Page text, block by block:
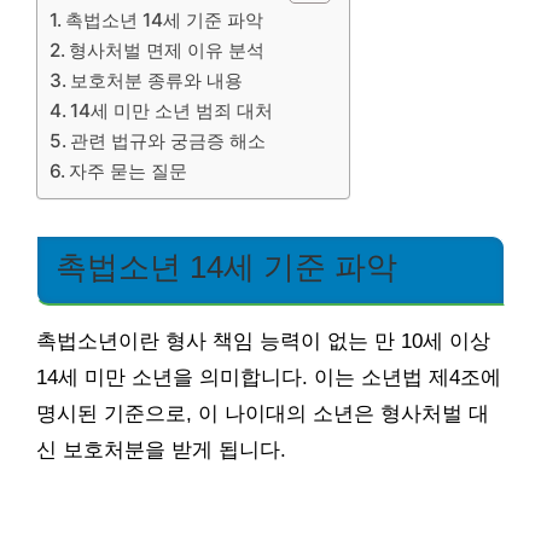
촉법소년 14세 기준 파악
형사처벌 면제 이유 분석
보호처분 종류와 내용
14세 미만 소년 범죄 대처
관련 법규와 궁금증 해소
자주 묻는 질문
촉법소년 14세 기준 파악
촉법소년이란 형사 책임 능력이 없는 만 10세 이상
14세 미만 소년을 의미합니다. 이는 소년법 제4조에
명시된 기준으로, 이 나이대의 소년은 형사처벌 대
신 보호처분을 받게 됩니다.